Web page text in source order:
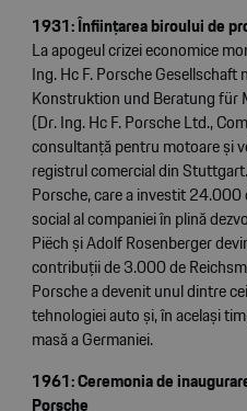
1931: Înființarea biroului de
La apogeul crizei economice
Ing. Hc F. Porsche
Konstruktion und Beratung für
(Dr. Ing. Hc F. Porsche Ltd.,
consultanță pentru motoare și
registrul comercial din
Porsche, care a investit
social al companiei în plină
Piëch și Adolf Rosenberger
contribuții de 3.000 de
Porsche a devenit unul dintre
tehnologiei auto și, în același
masă a Germaniei.
1961: Ceremonia de
Porsche